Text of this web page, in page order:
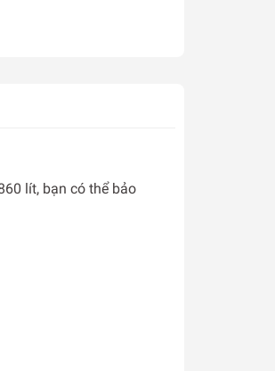
lít, bạn có thể bảo